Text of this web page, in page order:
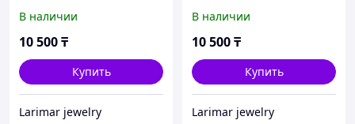
В наличии
10 500₸
Купить
Larimar jewelry
В наличии
10 500₸
Купить
Larimar jewelry